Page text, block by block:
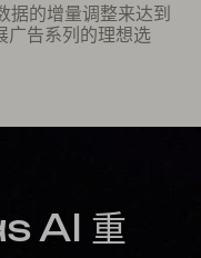
据的增量调整来达到
广告系列的理想选
AI 重